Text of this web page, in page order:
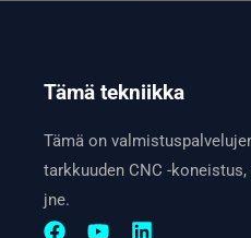
Tämä tekniikka
Tämä on
tarkkuuden CNC -
jne.